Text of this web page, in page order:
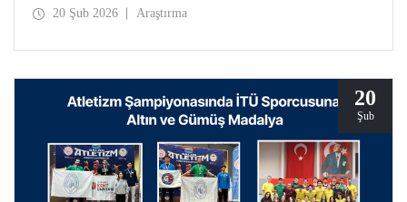
Archives to Action: Recreating Turkish Straits Navigation
20 Şub 2026 Araştırma
20
Şub